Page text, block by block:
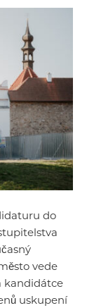
do
vede
kandidátce
uskupení